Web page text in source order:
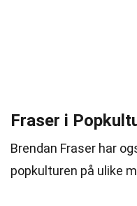
Fraser i
Brendan Fraser har
popkulturen på ulike